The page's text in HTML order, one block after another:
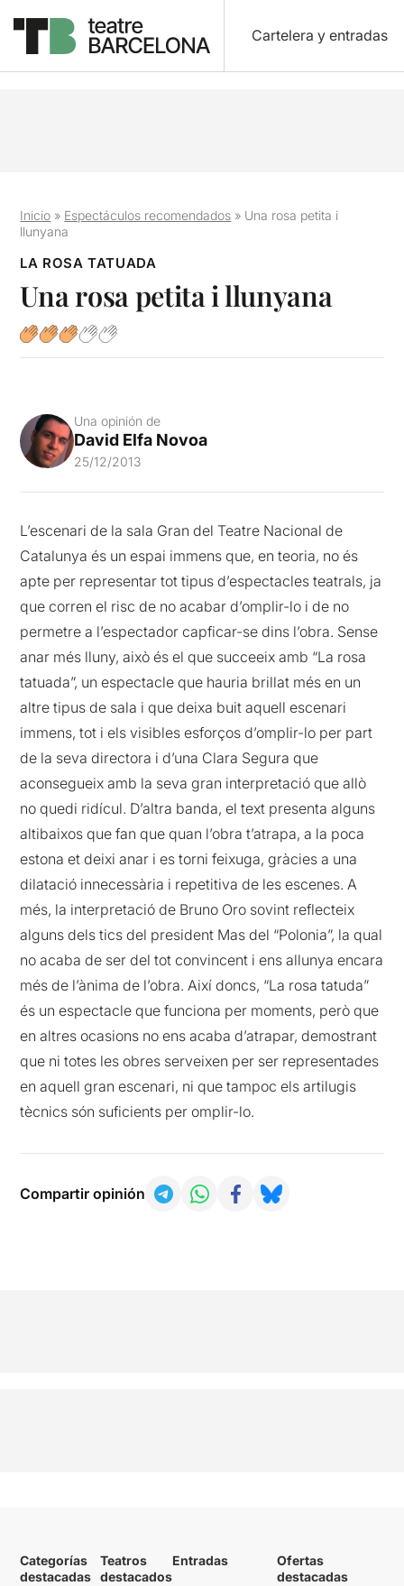
Cartelera y entradas
Inicio » Espectáculos recomendados » Una rosa petita i
llunyana
LA ROSA TATUADA
Una rosa petita i llunyana
Una opinión de
David Elfa Novoa
25/12/2013
L’escenari de la sala Gran del Teatre Nacional de
Catalunya és un espai immens que, en teoria, no és
apte per representar tot tipus d’espectacles teatrals, ja
que corren el risc de no acabar d’omplir-lo i de no
permetre a l’espectador capficar-se dins l’obra. Sense
anar més lluny, això és el que succeeix amb “La rosa
tatuada”, un espectacle que hauria brillat més en un
altre tipus de sala i que deixa buit aquell escenari
immens, tot i els visibles esforços d’omplir-lo per part
de la seva directora i d’una Clara Segura que
aconsegueix amb la seva gran interpretació que allò
no quedi ridícul. D’altra banda, el text presenta alguns
altibaixos que fan que quan l’obra t’atrapa, a la poca
estona et deixi anar i es torni feixuga, gràcies a una
dilatació innecessària i repetitiva de les escenes. A
més, la interpretació de Bruno Oro sovint reflecteix
alguns dels tics del president Mas del “Polonia”, la qual
no acaba de ser del tot convincent i ens allunya encara
més de l’ànima de l’obra. Així doncs, “La rosa tatuda”
és un espectacle que funciona per moments, però que
en altres ocasions no ens acaba d’atrapar, demostrant
que ni totes les obres serveixen per ser representades
en aquell gran escenari, ni que tampoc els artilugis
tècnics són suficients per omplir-lo.
Compartir opinión
Categorías
destacadas
Teatros
destacados
Entradas
Ofertas
destacadas